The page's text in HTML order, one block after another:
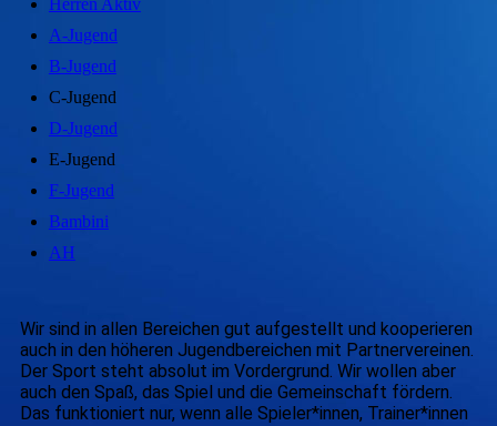
Herren Aktiv
A-Jugend
B-Jugend
C-Jugend
D-Jugend
E-Jugend
F-Jugend
Bambini
AH
Wir sind in allen Bereichen gut aufgestellt und kooperieren
auch in den höheren Jugendbereichen mit Partnervereinen.
Der Sport steht absolut im Vordergrund. Wir wollen aber
auch den Spaß, das Spiel und die Gemeinschaft fördern.
Das funktioniert nur, wenn alle Spieler*innen, Trainer*innen